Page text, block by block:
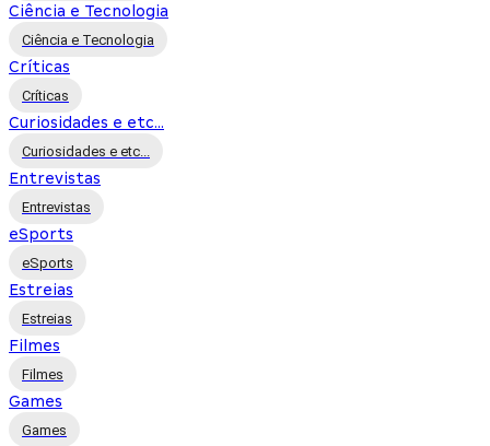
Ciência e Tecnologia
Ciência e Tecnologia
Críticas
Críticas
Curiosidades e etc...
Curiosidades e etc...
Entrevistas
Entrevistas
eSports
eSports
Estreias
Estreias
Filmes
Filmes
Games
Games